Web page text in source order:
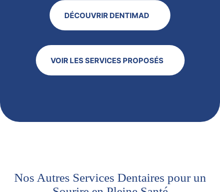
DÉCOUVRIR DENTIMAD
VOIR LES SERVICES PROPOSÉS
Nos Autres Services Dentaires pour un